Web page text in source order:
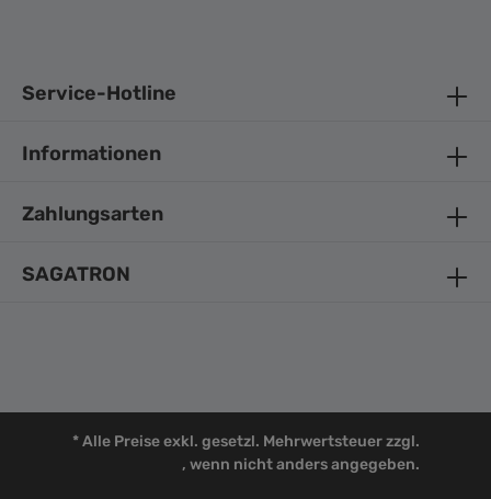
SAGATRON
Service-Hotline
Informationen
Zahlungsarten
* Alle Preise exkl. gesetzl. Mehrwertsteuer zzgl.
, wenn nicht anders angegeben.